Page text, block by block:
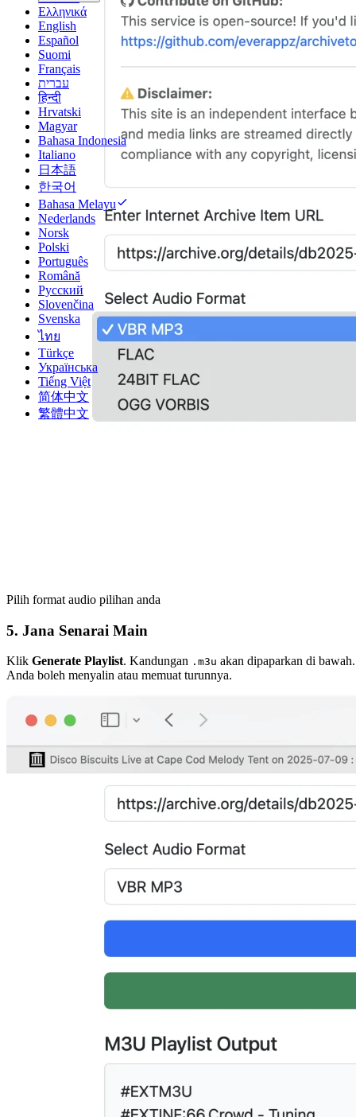
Ελληνικά
English
Español
Suomi
Français
עברית
हिन्दी
Hrvatski
Magyar
Bahasa Indonesia
Italiano
日本語
한국어
Bahasa Melayu
Nederlands
Norsk
Polski
Português
Română
Русский
Slovenčina
Svenska
ไทย
Türkçe
Українська
Tiếng Việt
简体中文
繁體中文
Pilih format audio pilihan anda
5. Jana Senarai Main
Klik Generate Playlist. Kandungan .m3u akan dipaparkan di bawah.
Anda boleh menyalin atau memuat turunnya.